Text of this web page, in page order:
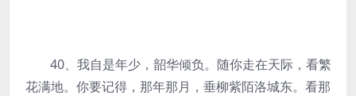
40、我自是年少，韶华倾负。随你走在天际，看繁
花满地。你要记得，那年那月，垂柳紫陌洛城东。看那